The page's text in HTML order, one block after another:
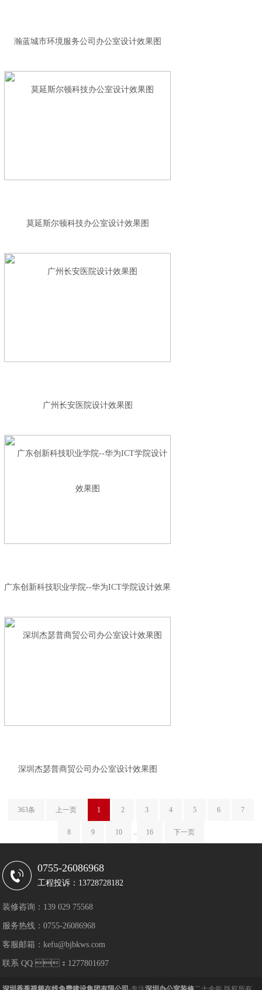
瀚蓝城市环境服务公司办公室设计效果图
莫延斯尔顿科技办公室设计效果图
广州长安医院设计效果图
广东创新科技职业学院--华为ICT学院设计效果
深圳杰瑟普商贸公司办公室设计效果图
363条 上一页 1 2 3 4 5 6 7
8 9 10 .. 16 下一页
0755-26086968
工程投诉：13728728182
装修咨询：139 029 75568
服务热线：0755-26086968
客服邮箱：kefu@bjbkws.com
联系 QQ ：1277801697